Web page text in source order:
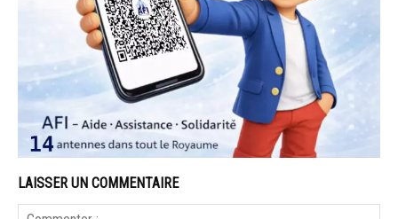
LAISSER UN COMMENTAIRE